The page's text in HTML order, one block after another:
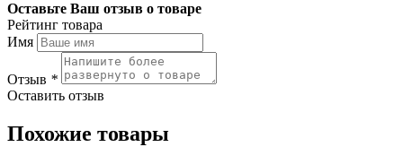
Оставьте Ваш отзыв о товаре
Рейтинг товара
Имя
Отзыв *
Оставить отзыв
Похожие товары